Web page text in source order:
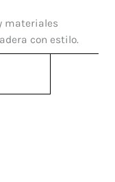
materiales
con estilo.